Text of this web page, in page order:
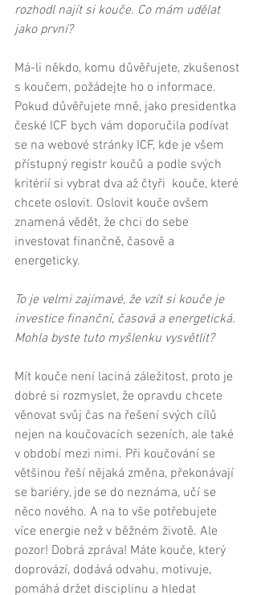
rozhodl najít si kouče. Co mám udělat
jako první?
Má-li někdo, komu důvěřujete, zkušenost
s koučem, požádejte ho o informace.
Pokud důvěřujete mně, jako presidentka
české ICF bych vám doporučila podívat
se na webové stránky ICF, kde je všem
přístupný registr koučů a podle svých
kritérií si vybrat dva až čtyři  kouče, které
chcete oslovit. Oslovit kouče ovšem
znamená vědět, že chci do sebe
investovat finančně, časově a
energeticky.
To je velmi zajímavé, že vzít si kouče je
investice finanční, časová a energetická.
Mohla byste tuto myšlenku vysvětlit?
Mít kouče není laciná záležitost, proto je
dobré si rozmyslet, že opravdu chcete
věnovat svůj čas na řešení svých cílů
nejen na koučovacích sezeních, ale také
v období mezi nimi. Při koučování se
většinou řeší nějaká změna, překonávají
se bariéry, jde se do neznáma, učí se
něco nového. A na to vše potřebujete
více energie než v běžném životě. Ale
pozor! Dobrá zpráva! Máte kouče, který
doprovází, dodává odvahu, motivuje,
pomáhá držet disciplinu a hledat